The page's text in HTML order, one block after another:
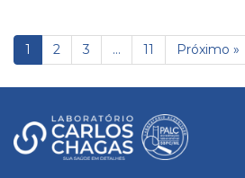
1 2 3 … 11 Próximo »